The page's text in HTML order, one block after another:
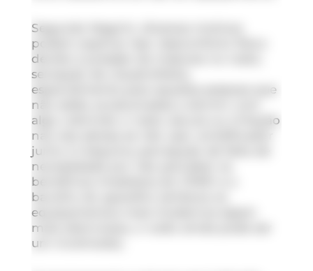
Segundo Negrini, diversos motivos
podem explicar isso: desconforto físico
devido à pressão da máscara no rosto;
sensação de claustrofobia,
especialmente para aquelas pessoas que
não estão acostumadas a dormir com
algo cobrindo o rosto; secura ou irritação
nas vias aéreas se não usar umidificador
junto à máquina; percepção de falta de
necessidade por não perceber os
benefícios imediatos do CPAP; e o
barulho do aparelho (embora os
equipamentos mais modernos sejam
mais silenciosos, o ruído ainda pode ser
um incômodo).